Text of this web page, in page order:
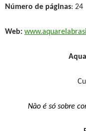
Número de páginas: 24
Web:
Não é só sobre